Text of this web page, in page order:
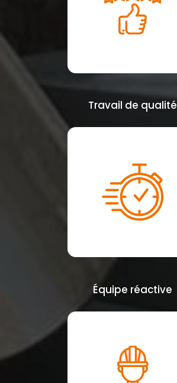
Travail de qualité
Équipe réactive